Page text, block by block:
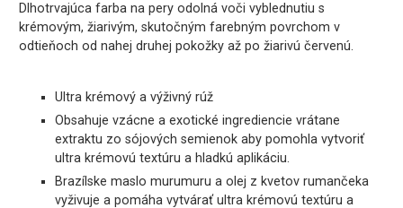
Dlhotrvajúca farba na pery odolná voči vyblednutiu s
krémovým, žiarivým, skutočným farebným povrchom v
odtieňoch od nahej druhej pokožky až po žiarivú červenú.
Ultra krémový a výživný rúž
Obsahuje vzácne a exotické ingrediencie vrátane
extraktu zo sójových semienok aby pomohla vytvoriť
ultra krémovú textúru a hladkú aplikáciu.
Brazílske maslo murumuru a olej z kvetov rumančeka
vyživuje a pomáha vytvárať ultra krémovú textúru a